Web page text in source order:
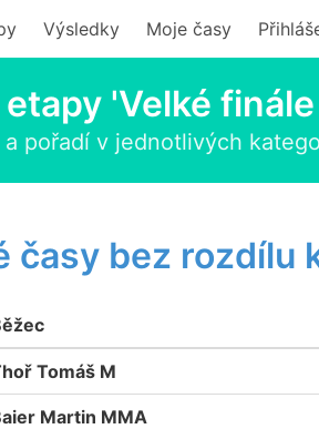
Výsledky Moje časy
'Velké
a pořadí v jednotlivých
časy bez rozdílu
Tomáš M
Martin MMA